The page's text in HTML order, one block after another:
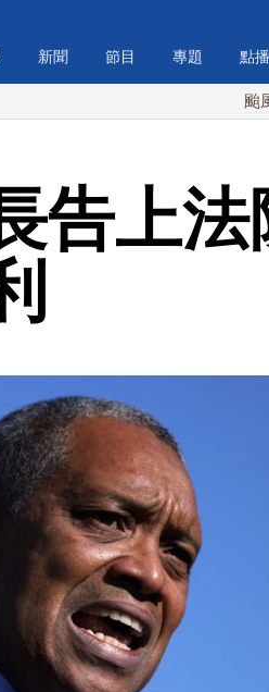
新聞 節目 專題 點播
颱風白海豚
告上